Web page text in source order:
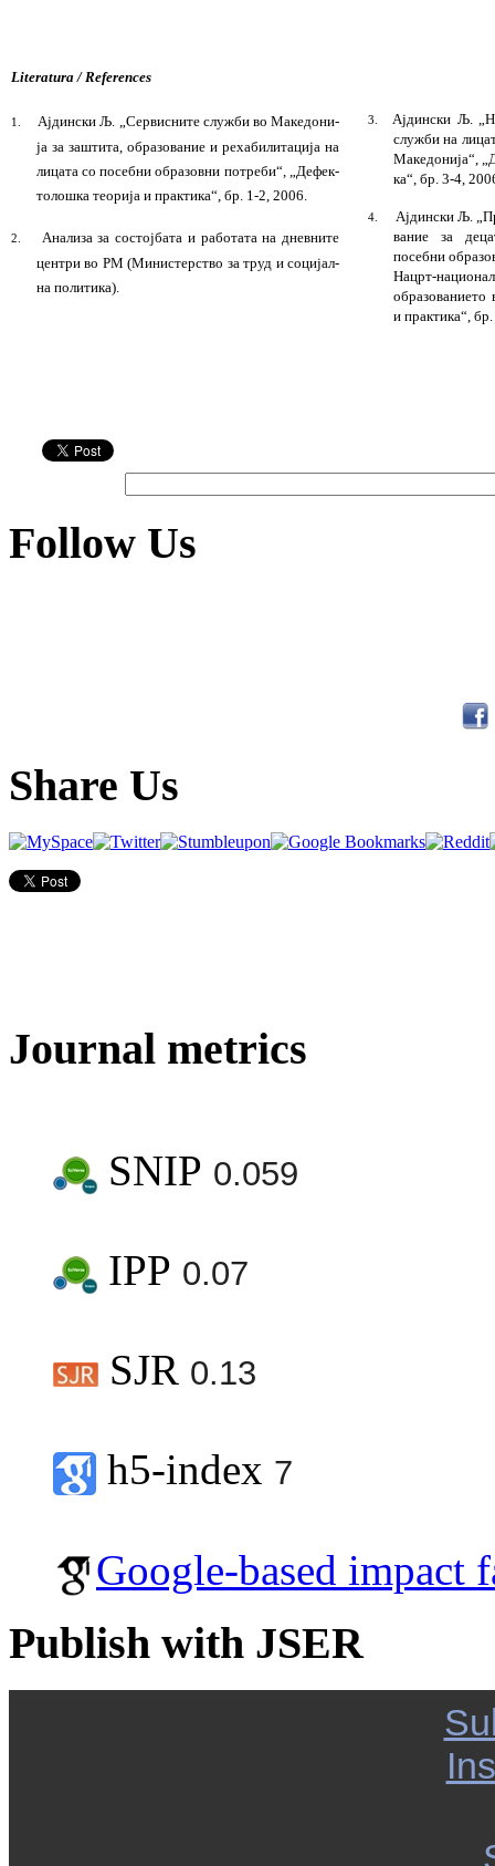
Literatura /References
1. Ајдински Љ. „Сервисните служби во Македо­ни­
ја за заштита, образование и рехабилитација на
лицата со посебни образовни потреби“, „Дефек­
толошка теорија и практика“,бр. 1-2, 2006.
2.
Анализа за состојбата и работата на дневните
цен­три во РМ (Министерство за труд и соци­јал­
на политика).
3.
Ајдински Љ.
служ­би на
Македонија“,
ка“,бр. 3-4,
4.
Ајдински Љ.
ва­ние за
посебни
Нацрт-н
и прак­ти­ка“,бр.
Follow Us
Share Us
Journal metrics
SNIP 0.059
IPP 0.07
SJR 0.13
h5-index 7
Google-based impact
Publish with JSER